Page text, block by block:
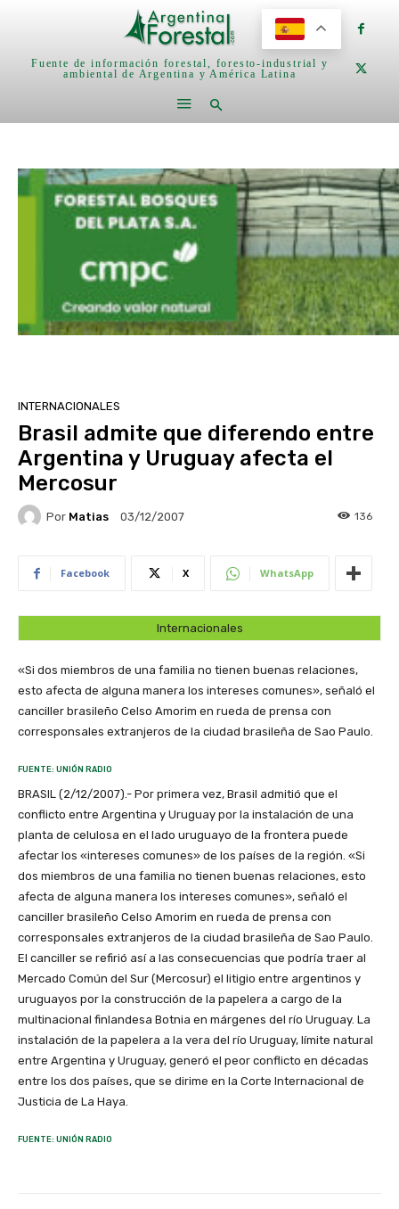
Fuente de información forestal, foresto-industrial y
ambiental de Argentina y América Latina
INTERNACIONALES
Brasil admite que diferendo entre
Argentina y Uruguay afecta el
Mercosur
Por Matias 03/12/2007 136
Facebook X WhatsApp
Internacionales
«Si dos miembros de una familia no tienen buenas relaciones,
esto afecta de alguna manera los intereses comunes», señaló el
canciller brasileño Celso Amorim en rueda de prensa con
corresponsales extranjeros de la ciudad brasileña de Sao Paulo.
FUENTE: UNIÓN RADIO
BRASIL (2/12/2007).- Por primera vez, Brasil admitió que el
conflicto entre Argentina y Uruguay por la instalación de una
planta de celulosa en el lado uruguayo de la frontera puede
afectar los «intereses comunes» de los países de la región. «Si
dos miembros de una familia no tienen buenas relaciones, esto
afecta de alguna manera los intereses comunes», señaló el
canciller brasileño Celso Amorim en rueda de prensa con
corresponsales extranjeros de la ciudad brasileña de Sao Paulo.
El canciller se refirió así a las consecuencias que podría traer al
Mercado Común del Sur (Mercosur) el litigio entre argentinos y
uruguayos por la construcción de la papelera a cargo de la
multinacional finlandesa Botnia en márgenes del río Uruguay. La
instalación de la papelera a la vera del río Uruguay, límite natural
entre Argentina y Uruguay, generó el peor conflicto en décadas
entre los dos países, que se dirime en la Corte Internacional de
Justicia de La Haya.
FUENTE: UNIÓN RADIO